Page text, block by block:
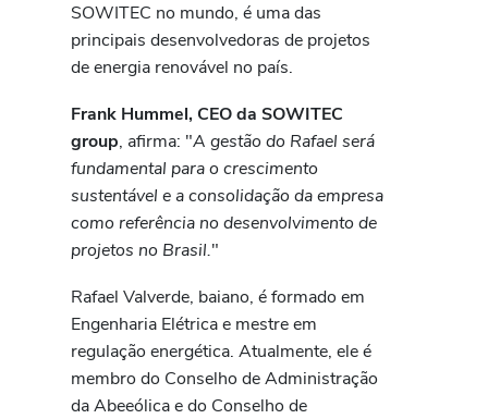
SOWITEC no mundo, é uma das
principais desenvolvedoras de projetos
de energia renovável no país.
Frank Hummel, CEO da SOWITEC
group, afirma: "A gestão do Rafael será
fundamental para o crescimento
sustentável e a consolidação da empresa
como referência no desenvolvimento de
projetos no Brasil."
Rafael Valverde, baiano, é formado em
Engenharia Elétrica e mestre em
regulação energética. Atualmente, ele é
membro do Conselho de Administração
da Abeeólica e do Conselho de